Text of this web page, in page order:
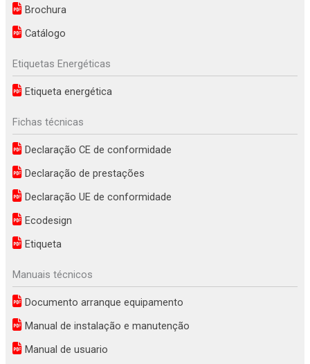
Brochura
Catálogo
Etiquetas Energéticas
Etiqueta energética
Fichas técnicas
Declaração CE de conformidade
Declaração de prestações
Declaração UE de conformidade
Ecodesign
Etiqueta
Manuais técnicos
Documento arranque equipamento
Manual de instalação e manutenção
Manual de usuario